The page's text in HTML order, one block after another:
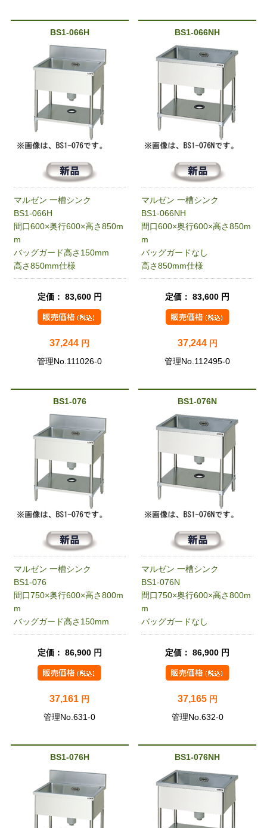
BS1-066H
マルゼン 一槽シンク
BS1-066H
間口600×奥行600×高さ850m
m
バッグガード高さ150mm
高さ850mm仕様
定価： 83,600 円
37,244 円
管理No.111026-0
BS1-066NH
マルゼン 一槽シンク
BS1-066NH
間口600×奥行600×高さ850m
m
バッグガードなし
高さ850mm仕様
定価： 83,600 円
37,244 円
管理No.112495-0
BS1-076
マルゼン 一槽シンク
BS1-076
間口750×奥行600×高さ800m
m
バッグガード高さ150mm
定価： 86,900 円
37,161 円
管理No.631-0
BS1-076N
マルゼン 一槽シンク
BS1-076N
間口750×奥行600×高さ800m
m
バッグガードなし
定価： 86,900 円
37,165 円
管理No.632-0
BS1-076H BS1-076NH